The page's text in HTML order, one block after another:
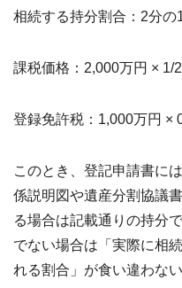
相続する持分割合：2分の
課税価格：2,000万円 × 1/
登録免許税：1,000万円 ×
このとき、登記申請書に
係説明図や遺産分割協議
る場合は記載通りの持分
でない場合は「実際に相
れる割合」が食い違わな